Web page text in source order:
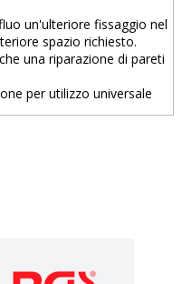
un'ulteriore fissaggio nel
spazio richiesto.
una riparazione di pareti
per utilizzo universale